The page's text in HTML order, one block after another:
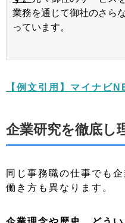
業務を通じて御社のさら
っています。
【例文引用】マイナビ
企業研究を徹底し
同じ事務職の仕事でも
働き方も異なります。